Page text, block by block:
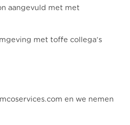
aangevuld met met
met toffe collega’s
en we nemen